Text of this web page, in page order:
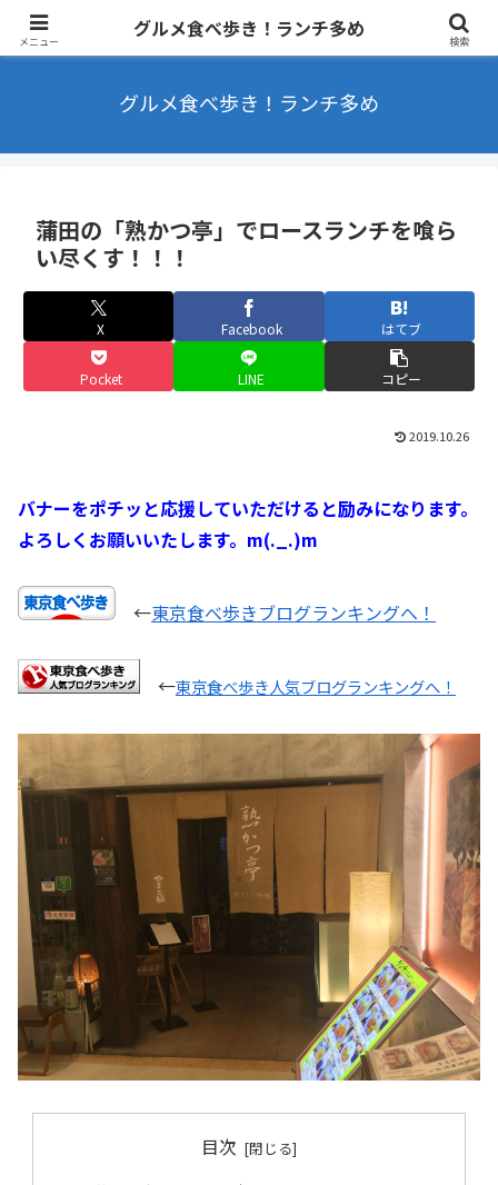
東京を中心にラーメンやカフェなどを食べ歩きするブログ ランチ・B級グル
メ多め
グルメ食べ歩き！ランチ多め
蒲田の「熟かつ亭」でロースランチを喰ら
い尽くす！！！
X Facebook はてブ
Pocket LINE コピー
2019.10.26
バナーをポチッと応援していただけると励みになります。
よろしくお願いいたします。m(._.)m
←東京食べ歩きブログランキングへ！
←東京食べ歩き人気ブログランキングへ！
目次
メニュー
グルメ食べ歩き！ランチ多め
検索